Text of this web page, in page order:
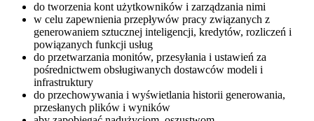
do tworzenia kont użytkowników i zarządzania nimi
w celu zapewnienia przepływów pracy związanych z
generowaniem sztucznej inteligencji, kredytów, rozliczeń i
powiązanych funkcji usług
do przetwarzania monitów, przesyłania i ustawień za
pośrednictwem obsługiwanych dostawców modeli i
infrastruktury
do przechowywania i wyświetlania historii generowania,
przesłanych plików i wyników